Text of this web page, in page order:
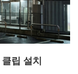
립 설치